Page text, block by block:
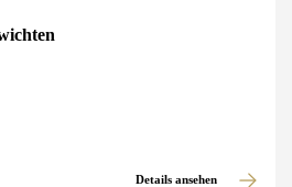
Details ansehen